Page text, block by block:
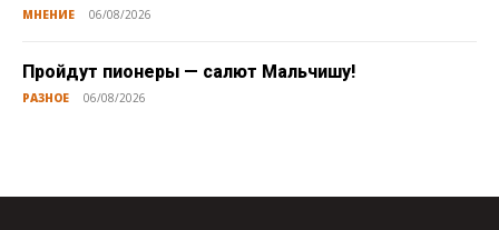
МНЕНИЕ 06/08/2026
Пройдут пионеры — салют Мальчишу!
РАЗНОЕ 06/08/2026